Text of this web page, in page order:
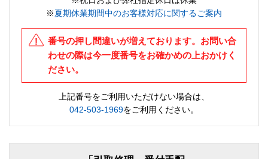
※夏期休業期間中のお客様対応に関するご案内
番号の押し間違いが増えております。お問い合
わせの際は今一度番号をお確かめの上おかけく
ださい。
上記番号をご利用いただけない場合は、
042-503-1969をご利用ください。